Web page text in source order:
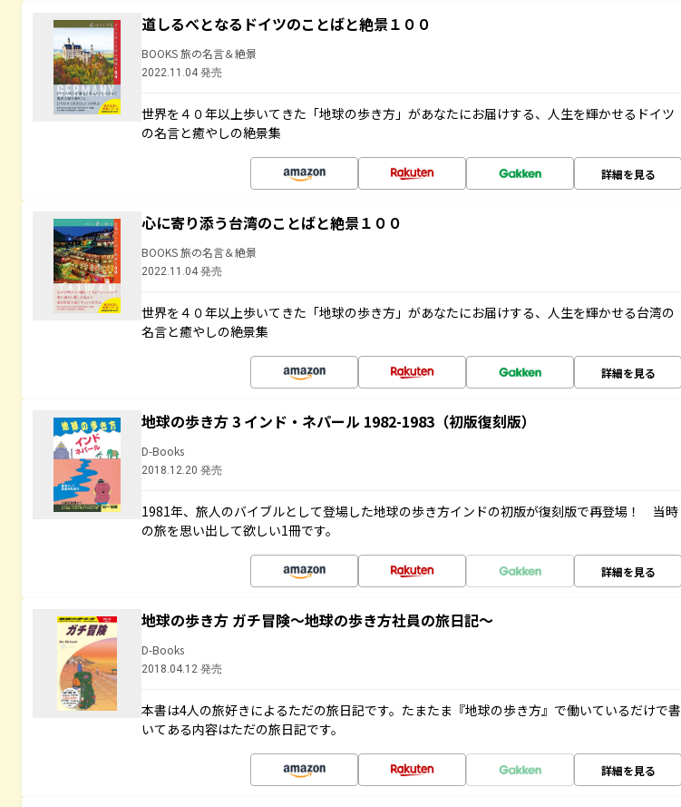
道しるべとなるドイツのことばと絶景１００
BOOKS 旅の名言＆絶景
2022.11.04 発売
世界を４０年以上歩いてきた「地球の歩き方」があなたにお届けする、人生を輝かせるドイツ
の名言と癒やしの絶景集
詳細を見る
心に寄り添う台湾のことばと絶景１００
BOOKS 旅の名言＆絶景
2022.11.04 発売
世界を４０年以上歩いてきた「地球の歩き方」があなたにお届けする、人生を輝かせる台湾の
名言と癒やしの絶景集
詳細を見る
地球の歩き方 3 インド・ネパール 1982-1983（初版復刻版）
D-Books
2018.12.20 発売
1981年、旅人のバイブルとして登場した地球の歩き方インドの初版が復刻版で再登場！ 当時
の旅を思い出して欲しい1冊です。
詳細を見る
地球の歩き方 ガチ冒険～地球の歩き方社員の旅日記～
D-Books
2018.04.12 発売
本書は4人の旅好きによるただの旅日記です。たまたま『地球の歩き方』で働いているだけで書
いてある内容はただの旅日記です。
詳細を見る